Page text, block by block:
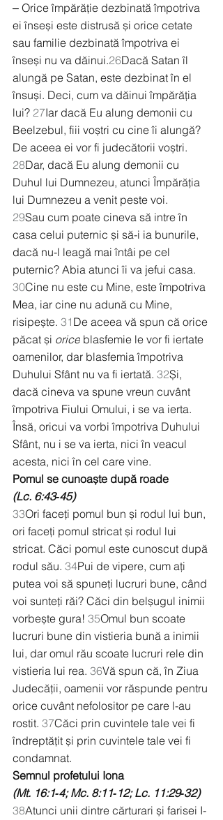
‒ Orice împărăție dezbinată împotriva
ei înseși este distrusă și orice cetate
sau familie dezbinată împotriva ei
înseși nu va dăinui.26Dacă Satan îl
alungă pe Satan, este dezbinat în el
însuși. Deci, cum va dăinui împărăția
lui? 27Iar dacă Eu alung demonii cu
Beelzebul, fiii voștri cu cine îi alungă?
De aceea ei vor fi judecătorii voștri.
28Dar, dacă Eu alung demonii cu
Duhul lui Dumnezeu, atunci Împărăția
lui Dumnezeu a venit peste voi.
29Sau cum poate cineva să intre în
casa celui puternic și să-i ia bunurile,
dacă nu-l leagă mai întâi pe cel
puternic? Abia atunci îi va jefui casa.
30Cine nu este cu Mine, este împotriva
Mea, iar cine nu adună cu Mine,
risipește. 31 De aceea vă spun că orice
păcat și orice blasfemie le vor fi iertate
oamenilor, dar blasfemia împotriva
Duhului Sfânt nu va fi iertată. 32Și,
dacă cineva va spune vreun cuvânt
împotriva Fiului Omului, i se va ierta.
Însă, oricui va vorbi împotriva Duhului
Sfânt, nu i se va ierta, nici în veacul
acesta, nici în cel care vine.
Pomul se cunoaște după roade
(Lc. 6:43‑45)
33Ori faceți pomul bun și rodul lui bun,
ori faceți pomul stricat și rodul lui
stricat. Căci pomul este cunoscut după
rodul său. 34Pui de vipere, cum ați
putea voi să spuneți lucruri bune, când
voi sunteți răi? Căci din belșugul inimii
vorbește gura! 35Omul bun scoate
lucruri bune din vistieria bună a inimii
lui, dar omul rău scoate lucruri rele din
vistieria lui rea. 36Vă spun că, în Ziua
Judecății, oamenii vor răspunde pentru
orice cuvânt nefolositor pe care l-au
rostit. 37Căci prin cuvintele tale vei fi
îndreptățit și prin cuvintele tale vei fi
condamnat.
Semnul profetului Iona
(Mt. 16:1‑4; Mc. 8:11‑12; Lc. 11:29‑32)
38Atunci unii dintre cărturari și farisei I-